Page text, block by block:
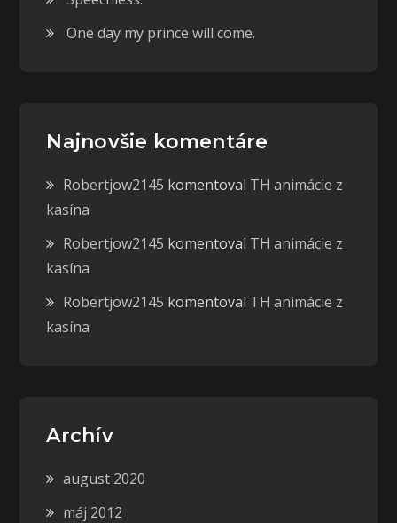
One day my prince will come.
Najnovšie komentáre
Robertjow2145 komentoval TH animácie z
kasína
Robertjow2145 komentoval TH animácie z
kasína
Robertjow2145 komentoval TH animácie z
kasína
Archív
august 2020
máj 2012